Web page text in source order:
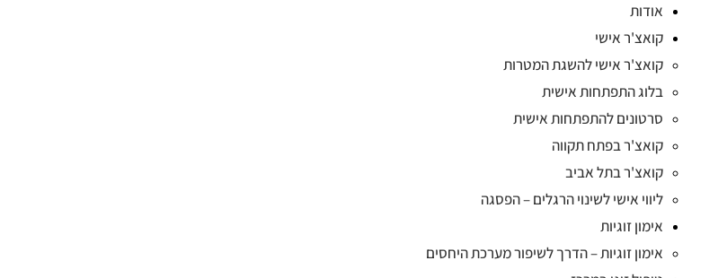
אודות
קואצ'ר אישי
קואצ'ר אישי להשגת המטרות
בלוג התפתחות אישית
סרטונים להתפתחות אישית
קואצ'ר בפתח תקווה
קואצ'ר בתל אביב
ליווי אישי לשינוי הרגלים – הפסגה
אימון זוגיות
אימון זוגיות – הדרך לשיפור מערכת היחסים